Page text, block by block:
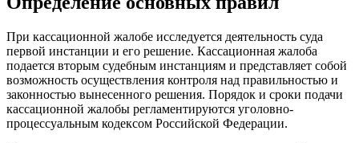
При кассационной жалобе исследуется деятельность суда
первой инстанции и его решение. Кассационная жалоба
подается вторым судебным инстанциям и представляет собой
возможность осуществления контроля над правильностью и
законностью вынесенного решения. Порядок и сроки подачи
кассационной жалобы регламентируются уголовно-
процессуальным кодексом Российской Федерации.